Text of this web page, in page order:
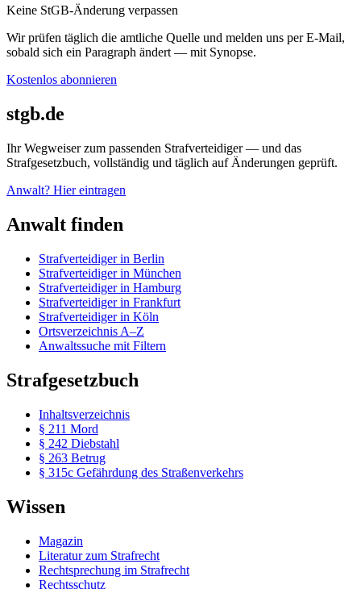
Keine StGB-Änderung verpassen
Wir prüfen täglich die amtliche Quelle und melden uns per E-Mail,
sobald sich ein Paragraph ändert — mit Synopse.
Kostenlos abonnieren
stgb.de
Ihr Wegweiser zum passenden Strafverteidiger — und das
Strafgesetzbuch, vollständig und täglich auf Änderungen geprüft.
Anwalt? Hier eintragen
Anwalt finden
Strafverteidiger in Berlin
Strafverteidiger in München
Strafverteidiger in Hamburg
Strafverteidiger in Frankfurt
Strafverteidiger in Köln
Ortsverzeichnis A–Z
Anwaltssuche mit Filtern
Strafgesetzbuch
Inhaltsverzeichnis
§ 211 Mord
§ 242 Diebstahl
§ 263 Betrug
§ 315c Gefährdung des Straßenverkehrs
Wissen
Magazin
Literatur zum Strafrecht
Rechtsprechung im Strafrecht
Rechtsschutz